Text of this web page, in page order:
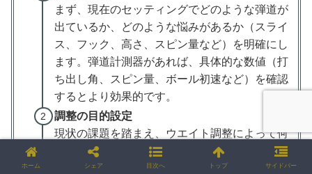
まず、現在のセッティングでどのような弾道が
出ているか、どのような悩みがあるか（スライ
ス、フック、高さ、スピン量など）を明確にし
ます。弾道計測器があれば、具体的な数値（打
ち出し角、スピン量、ボール初速など）を確認
するとより効果的です。
調整の目的設定
現状の課題を踏まえ、ウエイト調整によって何
を目指すか（例：スライスを軽減したい、打ち
出しを高くしたい、スピン量を減らしたい）を
ホーム シェア 目次へ トップ サイドバー